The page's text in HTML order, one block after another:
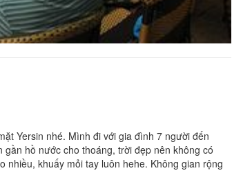
Yersin nhé. Mình đi với gia đình 7 người đến
hồ nước cho thoáng, trời đẹp nên không có
khuấy mỏi tay luôn hehe. Không gian rộng